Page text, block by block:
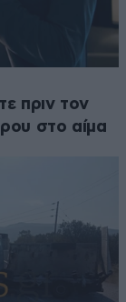
πριν τον
στο αίμα